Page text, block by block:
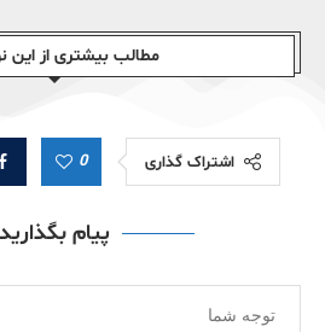
مطالب بیشتری از این
اشتراک گذاری 0
پیام بگذارید